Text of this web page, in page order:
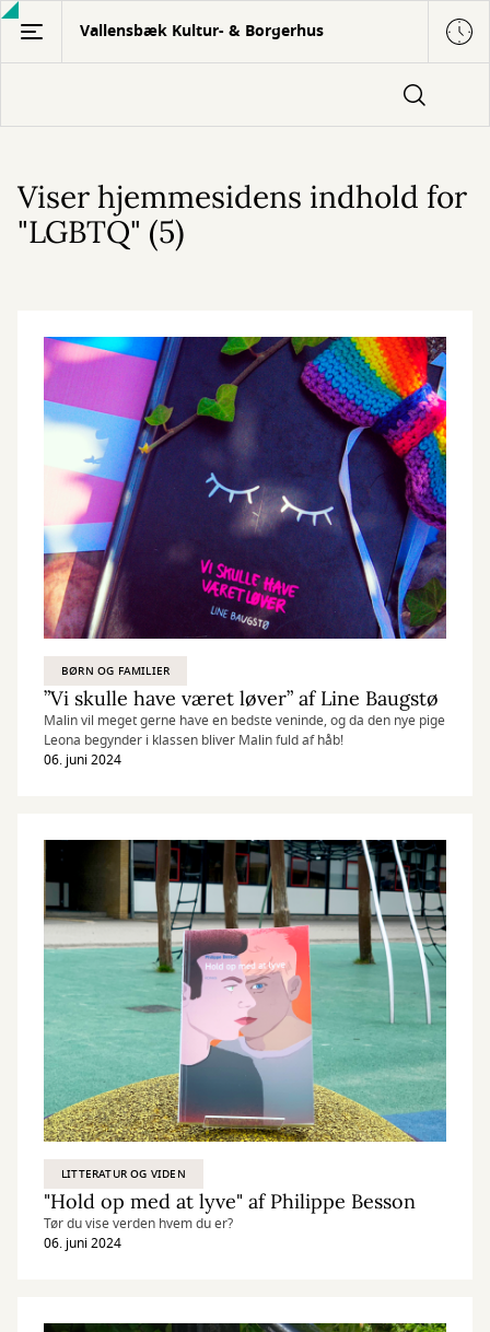
Gå
hovedindhold
Vallensbæk Kultur- & Borgerhus
Viser hjemmesidens indhold for
"LGBTQ" (5)
BØRN OG FAMILIER
”Vi skulle have været løver” af Line Baugstø
Malin vil meget gerne have en bedste veninde, og da den nye pige
Leona begynder i klassen bliver Malin fuld af håb!
06. juni 2024
LITTERATUR OG VIDEN
"Hold op med at lyve" af Philippe Besson
Tør du vise verden hvem du er?
06. juni 2024